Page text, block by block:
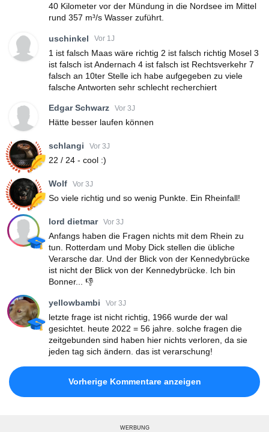
40 Kilometer vor der Mündung in die Nordsee im Mittel
rund 357 m³/s Wasser zuführt.
uschinkel Vor 1J
1 ist falsch Maas wäre richtig 2 ist falsch richtig Mosel 3
ist falsch ist Andernach 4 ist falsch ist Rechtsverkehr 7
falsch an 10ter Stelle ich habe aufgegeben zu viele
falsche Antworten sehr schlecht recherchiert
Edgar Schwarz Vor 3J
Hätte besser laufen können
schlangi Vor 3J
22 / 24 - cool :)
Wolf Vor 3J
So viele richtig und so wenig Punkte. Ein Rheinfall!
lord dietmar Vor 3J
Anfangs haben die Fragen nichts mit dem Rhein zu
tun. Rotterdam und Moby Dick stellen die übliche
Verarsche dar. Und der Blick von der Kennedybrücke
ist nicht der Blick von der Kennedybrücke. Ich bin
Bonner... 👎
yellowbambi Vor 3J
letzte frage ist nicht richtig, 1966 wurde der wal
gesichtet. heute 2022 = 56 jahre. solche fragen die
zeitgebunden sind haben hier nichts verloren, da sie
jeden tag sich ändern. das ist verarschung!
Vorherige Kommentare anzeigen
WERBUNG